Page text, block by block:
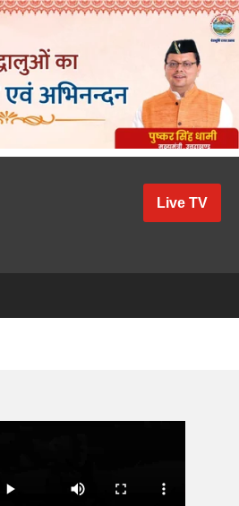
Live TV